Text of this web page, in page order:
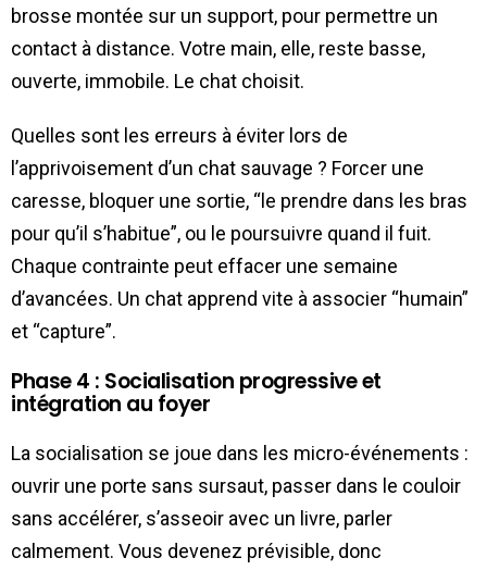
brosse montée sur un support, pour permettre un
contact à distance. Votre main, elle, reste basse,
ouverte, immobile. Le chat choisit.
Quelles sont les erreurs à éviter lors de
l’apprivoisement d’un chat sauvage ? Forcer une
caresse, bloquer une sortie, “le prendre dans les bras
pour qu’il s’habitue”, ou le poursuivre quand il fuit.
Chaque contrainte peut effacer une semaine
d’avancées. Un chat apprend vite à associer “humain”
et “capture”.
Phase 4 : Socialisation progressive et
intégration au foyer
La socialisation se joue dans les micro-événements :
ouvrir une porte sans sursaut, passer dans le couloir
sans accélérer, s’asseoir avec un livre, parler
calmement. Vous devenez prévisible, donc